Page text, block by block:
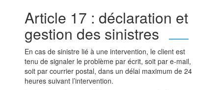
Article 17 : déclaration et
gestion des sinistres
En cas de sinistre lié à une intervention, le client est
tenu de signaler le problème par écrit, soit par e-mail,
soit par courrier postal, dans un délai maximum de 24
heures suivant l’intervention.